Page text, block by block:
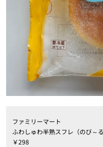
ファミリーマート
ふわしゅわ半熟スフレ（のび～
￥298